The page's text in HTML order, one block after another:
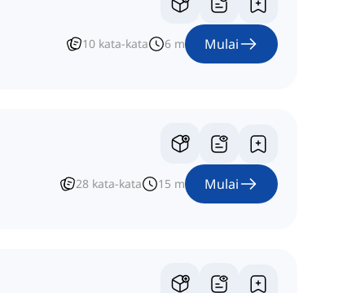
10 kata-kata 6 m Mulai
28 kata-kata 15 m Mulai